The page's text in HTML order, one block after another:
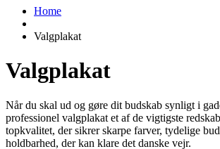
Home
Valgplakat
Valgplakat
Når du skal ud og gøre dit budskab synligt i
professionel valgplakat et af de vigtigste
topkvalitet, der sikrer skarpe farver, tydelige
holdbarhed, der kan klare det danske vejr.